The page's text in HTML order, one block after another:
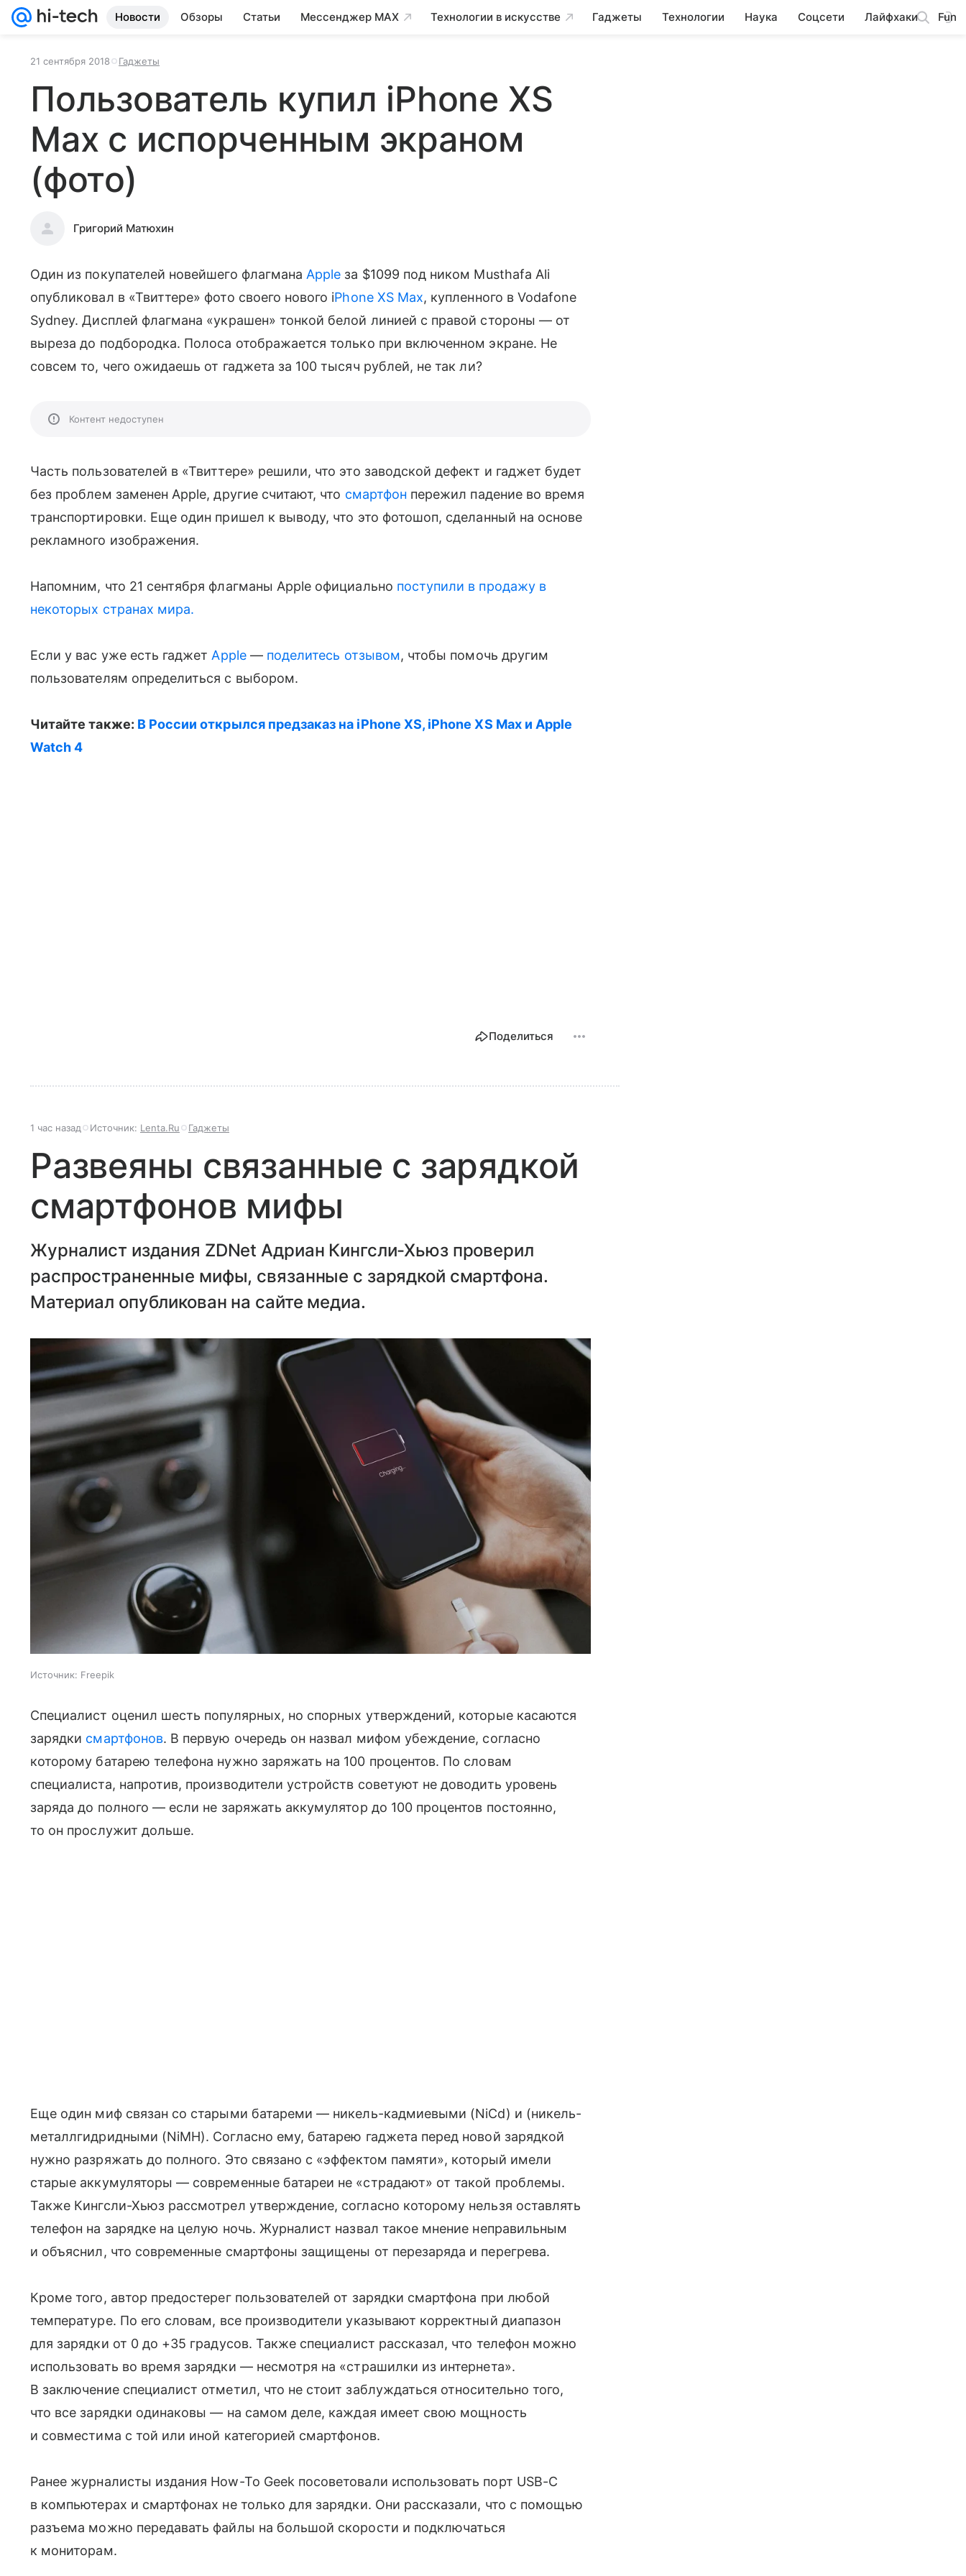
Новости Обзоры Статьи Мессенджер MAX Технологии в искусстве Гаджеты Технологии Наука Соцсети Лайфхаки Fun
21 сентября 2018 Гаджеты
Пользователь купил iPhone XS
Max c испорченным экраном
(фото)
Григорий Матюхин
Один из покупателей новейшего флагмана Apple за $1099 под ником Musthafa Ali
опубликовал в «Твиттере» фото своего нового iPhone XS Max, купленного в Vodafone
Sydney. Дисплей флагмана «украшен» тонкой белой линией с правой стороны — от
выреза до подбородка. Полоса отображается только при включенном экране. Не
совсем то, чего ожидаешь от гаджета за 100 тысяч рублей, не так ли?
Контент недоступен
Часть пользователей в «Твиттере» решили, что это заводской дефект и гаджет будет
без проблем заменен Apple, другие считают, что смартфон пережил падение во время
транспортировки. Еще один пришел к выводу, что это фотошоп, сделанный на основе
рекламного изображения.
Напомним, что 21 сентября флагманы Apple официально поступили в продажу в
некоторых странах мира.
Если у вас уже есть гаджет Apple— поделитесь отзывом, чтобы помочь другим
пользователям определиться с выбором.
Читайте также: В России открылся предзаказ на iPhone XS, iPhone XS Max и Apple
Watch 4
Поделиться
1 час назад Источник: Lenta.Ru Гаджеты
Развеяны связанные с зарядкой
смартфонов мифы
Журналист издания ZDNet Адриан Кингсли-Хьюз проверил
распространенные мифы, связанные с зарядкой смартфона.
Материал опубликован на сайте медиа.
Источник: Freepik
Специалист оценил шесть популярных, но спорных утверждений, которые касаются
зарядки смартфонов. В первую очередь он назвал мифом убеждение, согласно
которому батарею телефона нужно заряжать на 100 процентов. По словам
специалиста, напротив, производители устройств советуют не доводить уровень
заряда до полного — если не заряжать аккумулятор до 100 процентов постоянно,
то он прослужит дольше.
Еще один миф связан со старыми батареми — никель-кадмиевыми (NiCd) и (никель-
металлгидридными (NiMH). Согласно ему, батарею гаджета перед новой зарядкой
нужно разряжать до полного. Это связано с «эффектом памяти», который имели
старые аккумуляторы — современные батареи не «страдают» от такой проблемы.
Также Кингсли-Хьюз рассмотрел утверждение, согласно которому нельзя оставлять
телефон на зарядке на целую ночь. Журналист назвал такое мнение неправильным
и объяснил, что современные смартфоны защищены от перезаряда и перегрева.
Кроме того, автор предостерег пользователей от зарядки смартфона при любой
температуре. По его словам, все производители указывают корректный диапазон
для зарядки от 0 до +35 градусов. Также специалист рассказал, что телефон можно
использовать во время зарядки — несмотря на «страшилки из интернета».
В заключение специалист отметил, что не стоит заблуждаться относительно того,
что все зарядки одинаковы — на самом деле, каждая имеет свою мощность
и совместима с той или иной категорией смартфонов.
Ранее журналисты издания How-To Geek посоветовали использовать порт USB-C
в компьютерах и смартфонах не только для зарядки. Они рассказали, что с помощью
разъема можно передавать файлы на большой скорости и подключаться
к мониторам.